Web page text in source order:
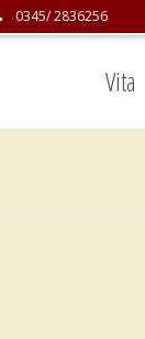
0345/ 2836256
Vita